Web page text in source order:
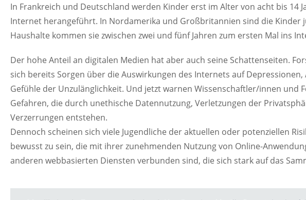
In Frankreich und Deutschland werden Kinder erst im Alter von acht bis 14
Internet herangeführt. In Nordamerika und Großbritannien sind die Kinder
Haushalte kommen sie zwischen zwei und fünf Jahren zum ersten Mal ins
Der hohe Anteil an digitalen Medien hat aber auch seine Schattenseiten.
sich bereits Sorgen über die Auswirkungen des Internets auf
Gefühle der Unzulänglichkeit. Und jetzt warnen Wissenschaftler/innen und
Gefahren, die durch unethische Datennutzung, Verletzungen der
Verzerrungen entstehen.
Dennoch scheinen sich viele Jugendliche der aktuellen oder potenziellen
bewusst zu sein, die mit ihrer zunehmenden Nutzung von Online-
anderen webbasierten Diensten verbunden sind, die sich stark auf das